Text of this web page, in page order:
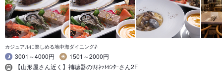
カジュアルに楽しめる地中海ダイニング♪
3001～4000円
1501～2000円
【山形屋さん近く】補聴器のﾘｵﾈｯﾄｾﾝﾀｰさん2F